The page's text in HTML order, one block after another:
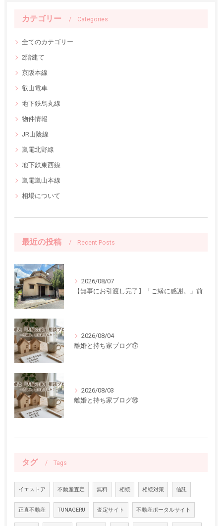
カテゴリー Categories
全てのカテゴリー
2階建て
京阪本線
叡山電車
地下鉄烏丸線
物件情報
JR山陰線
嵐電北野線
地下鉄東西線
嵐電嵐山本線
相場について
最近の投稿 Recent Posts
2026/08/07
【無事にお引渡し完了】「ご縁に感謝。」前回ご紹介した中古一戸建てのお引渡しが終了しました
2026/08/04
離婚と持ち家ブログ⑰
2026/08/03
離婚と持ち家ブログ⑯
タグ Tags
イエストア 不動産査定 無料 相続 相続対策 信託
正直不動産 TUNAGERU 査定サイト 不動産ポータルサイト